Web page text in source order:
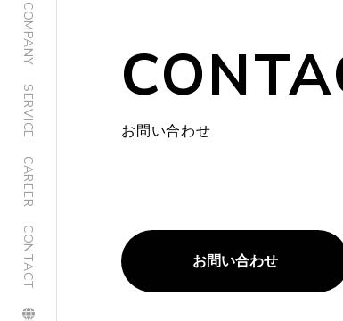
COMPANY
SERVICE
CAREER
CONTACT
お問い合わせ
お問い合わせ